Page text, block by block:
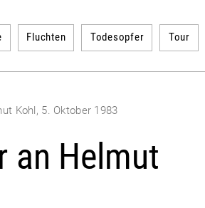
Fluchten Todesopfer Tour
Kohl, 5. Oktober 1983
an Helmut